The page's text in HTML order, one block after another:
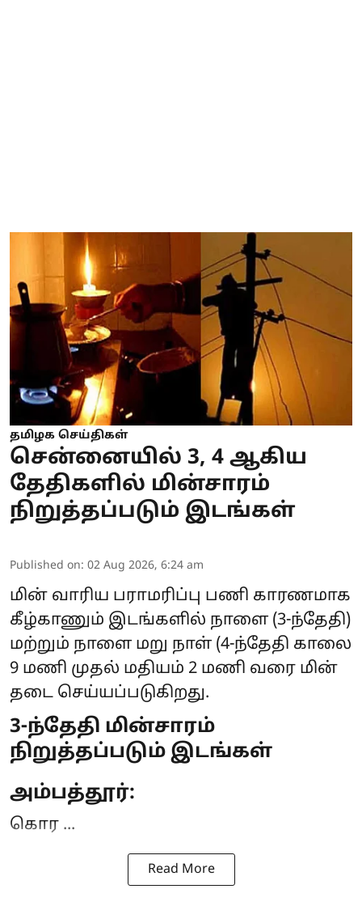
தமிழக செய்திகள்
சென்னையில் 3, 4 ஆகிய
தேதிகளில் மின்சாரம்
நிறுத்தப்படும் இடங்கள்
Published on: 02 Aug 2026, 6:24 am
மின் வாரிய பராமரிப்பு பணி காரணமாக
கீழ்காணும் இடங்களில் நாளை (3-ந்தேதி)
மற்றும் நாளை மறு நாள் (4-ந்தேதி காலை
9 மணி முதல் மதியம் 2 மணி வரை மின்
தடை செய்யப்படுகிறது.
3-ந்தேதி மின்சாரம்
நிறுத்தப்படும் இடங்கள்
அம்பத்தூர்:
கொர ...
Read More